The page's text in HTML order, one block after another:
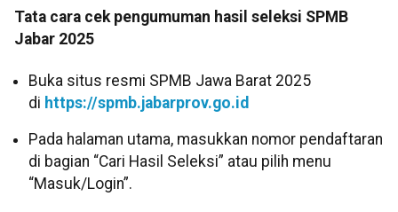
Tata cara cek pengumuman hasil seleksi SPMB
Jabar 2025
Buka situs resmi SPMB Jawa Barat 2025
di https://spmb.jabarprov.go.id
Pada halaman utama, masukkan nomor pendaftaran
di bagian “Cari Hasil Seleksi” atau pilih menu
“Masuk/Login”.